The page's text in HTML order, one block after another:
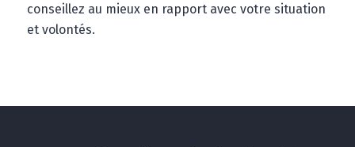
conseillez au mieux en rapport avec votre situation
et volontés.